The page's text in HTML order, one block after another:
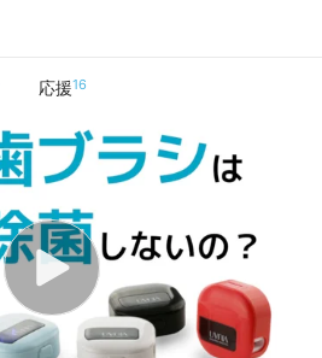
応援16